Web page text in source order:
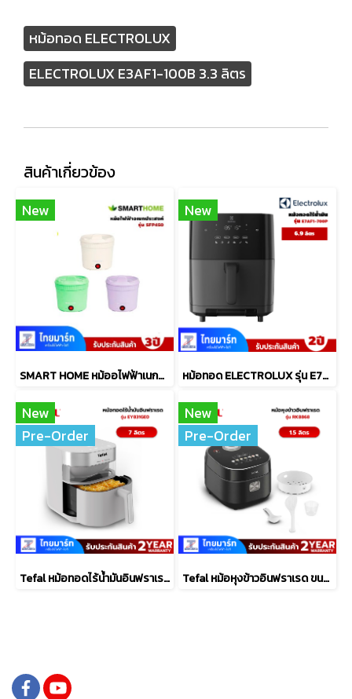
หม้อทอด ELECTROLUX
ELECTROLUX E3AF1-100B 3.3 ลิตร
สินค้าเกี่ยวข้อง
New
SMART HOME หม้ออไฟฟ้าเนกประสงค์ 1 ลิตร รุ่น SFP450
New
หม้อทอด ELECTROLUX รุ่น E7AF1-700P ขนาด6.9 ลิตร
New
Pre-Order
Tefal หม้อทอดไร้น้ำมันอินฟราเรด ระบบดิจิทัล ขนาด 7 ลิตร รุ่น EY831GE0​
New
Pre-Order
Tefal หม้อหุงข้าวอินฟราเรด ขนาด 1.5L รุ่น RK8868